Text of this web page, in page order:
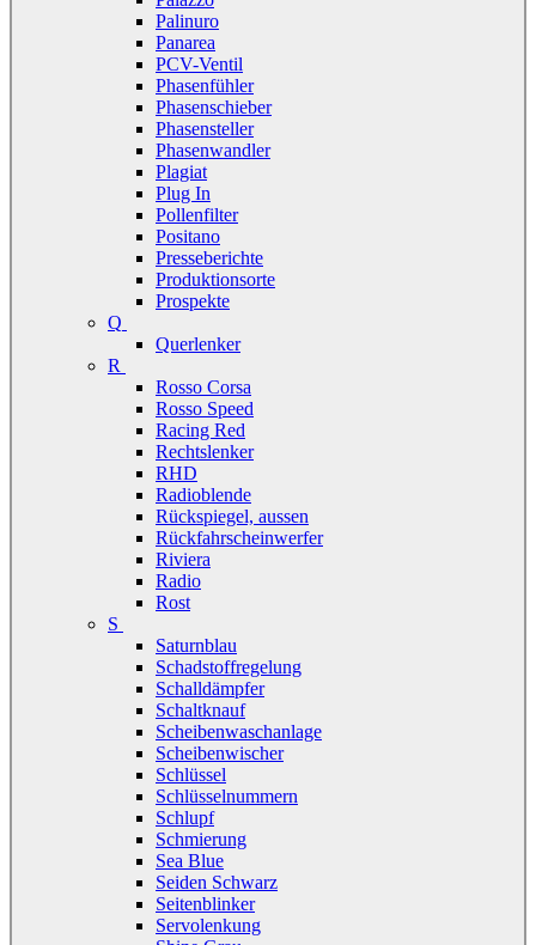
Palinuro
Panarea
PCV-Ventil
Phasenfühler
Phasenschieber
Phasensteller
Phasenwandler
Plagiat
Plug In
Pollenfilter
Positano
Presseberichte
Produktionsorte
Prospekte
Q
Querlenker
R
Rosso Corsa
Rosso Speed
Racing Red
Rechtslenker
RHD
Radioblende
Rückspiegel, aussen
Rückfahrscheinwerfer
Riviera
Radio
Rost
S
Saturnblau
Schadstoffregelung
Schalldämpfer
Schaltknauf
Scheibenwaschanlage
Scheibenwischer
Schlüssel
Schlüsselnummern
Schlupf
Schmierung
Sea Blue
Seiden Schwarz
Seitenblinker
Servolenkung